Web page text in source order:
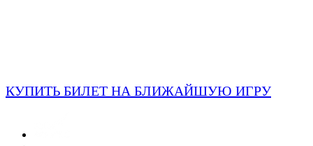
КУПИТЬ БИЛЕТ НА БЛИЖАЙШУЮ ИГРУ